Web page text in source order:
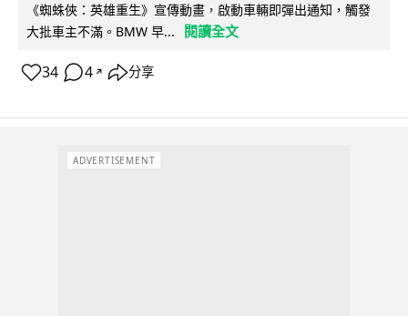
《蜘蛛俠：英雄重生》宣傳動畫，啟動車輛即彈出通知，觸發
大批車主不滿。BMW 早...
閱讀全文
34 4 ↗ 分享
ADVERTISEMENT